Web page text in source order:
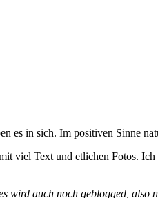
es in sich. Im positiven Sinne
viel Text und etlichen Fotos.
auch noch geblogged, also